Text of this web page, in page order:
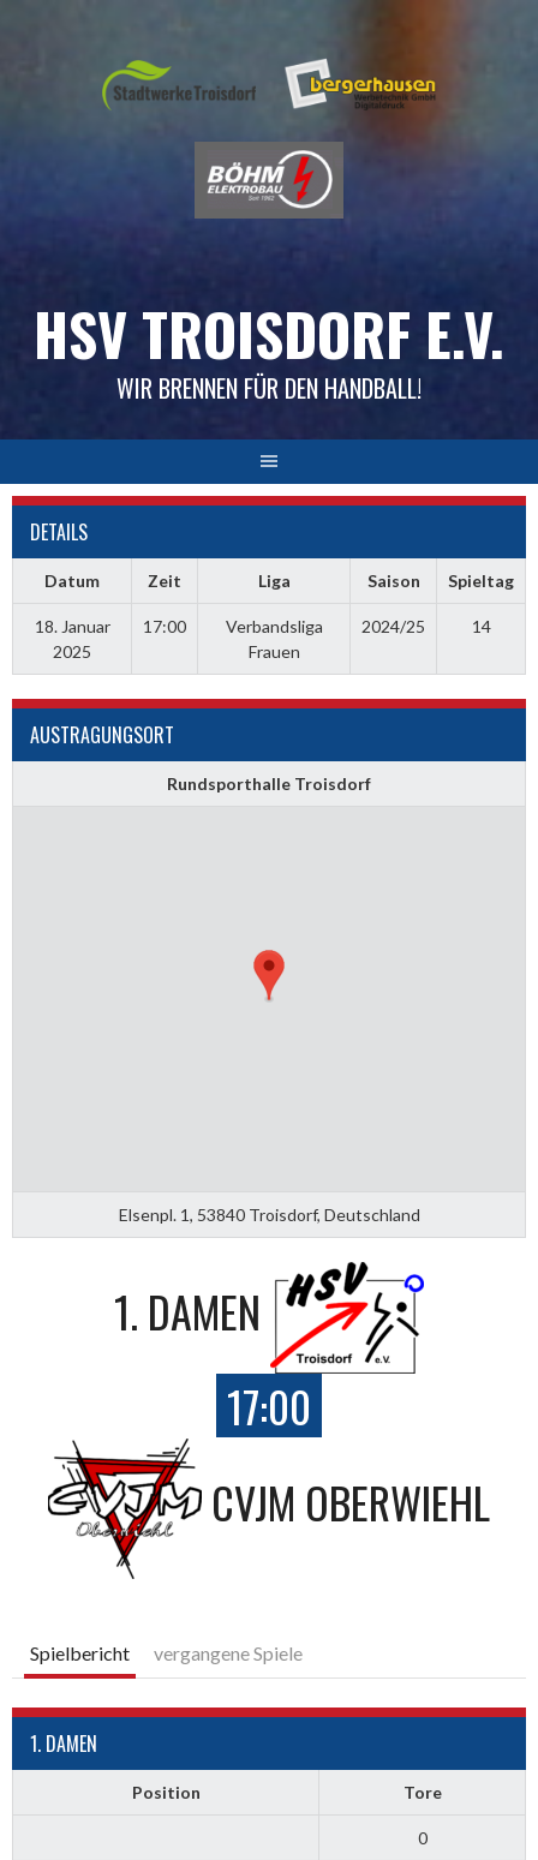
HSV TROISDORF E.V.
WIR BRENNEN FÜR DEN HANDBALL!
DETAILS
Datum Zeit Liga Saison Spieltag
18. Januar
2025
17:00
Verbandsliga
Frauen
2024/25 14
AUSTRAGUNGSORT
Rundsporthalle Troisdorf
Elsenpl. 1, 53840 Troisdorf, Deutschland
1. DAMEN
17:00
CVJM OBERWIEHL
Spielbericht vergangene Spiele
1. DAMEN
Position Tore
0